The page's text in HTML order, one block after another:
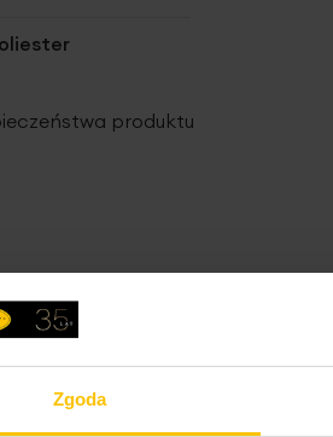
Zgoda
produktu